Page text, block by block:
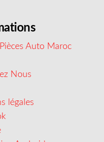
Auto Maroc
Nous
légales